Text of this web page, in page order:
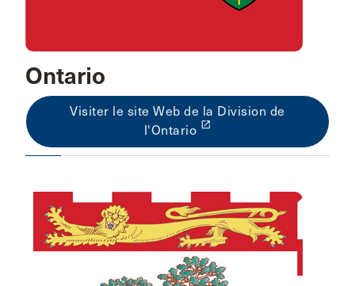
Ontario
Visiter le site Web de la Division de
l'Ontario launch